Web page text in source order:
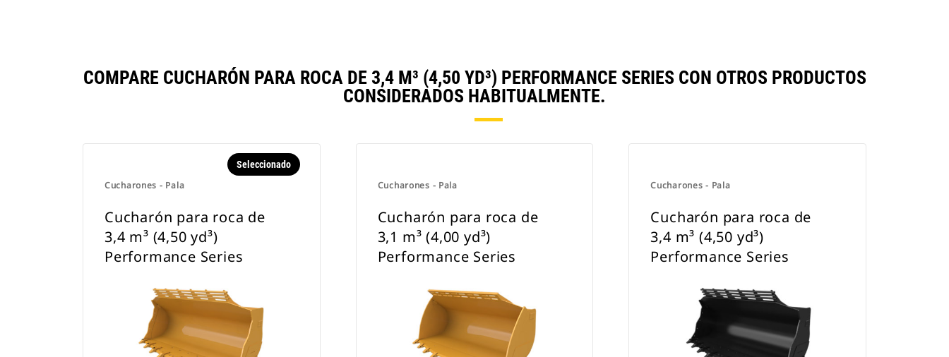
COMPARE CUCHARÓN PARA ROCA DE 3,4 M³ (4,50 YD³) PERFORMANCE SERIES CON OTROS PRODUCTOS
CONSIDERADOS HABITUALMENTE.
Cucharones - Pala
Seleccionado
Cucharón para roca de
3,4 m³ (4,50 yd³)
Performance Series
Cucharones - Pala
Cucharón para roca de
3,1 m³ (4,00 yd³)
Performance Series
Cucharones - Pala
Cucharón para roca de
3,4 m³ (4,50 yd³)
Performance Series